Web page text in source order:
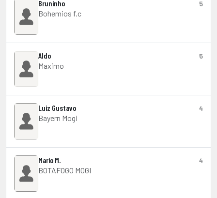
Bruninho
Bohemios f.c
5
Aldo
Maximo
5
Luiz Gustavo
Bayern Mogi
4
Mario M.
BOTAFOGO MOGI
4